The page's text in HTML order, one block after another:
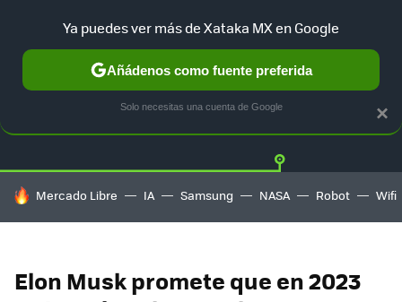
TESLA UBER AUTO ELECTRICO Twitter
HOY SE HABLA DE
Mercado Libre IA Samsung NASA Robot Wifi
Elon Musk promete que en 2023
×
Ya puedes ver más de Xataka MX en Google
Añádenos como fuente preferida
Solo necesitas una cuenta de Google